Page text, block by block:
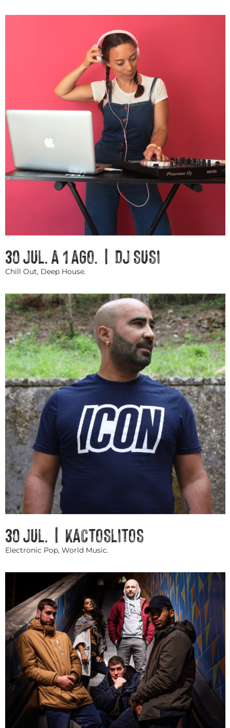
30 JUL. A 1 AGO. | DJ SUSI
Chill Out, Deep House.
30 JUL. | KACTOSLITOS
Electronic Pop, World Music.